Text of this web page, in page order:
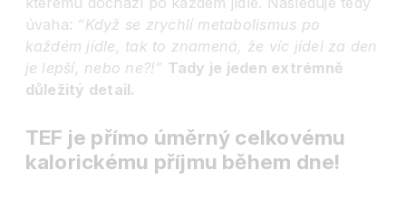
úvaha: “Když se zrychlí metabolismus po
každém jídle, tak to znamená, že víc jídel za den
je lepší, nebo ne?!” Tady je jeden extrémně
důležitý detail.
TEF je přímo úměrný celkovému
kalorickému příjmu během dne!